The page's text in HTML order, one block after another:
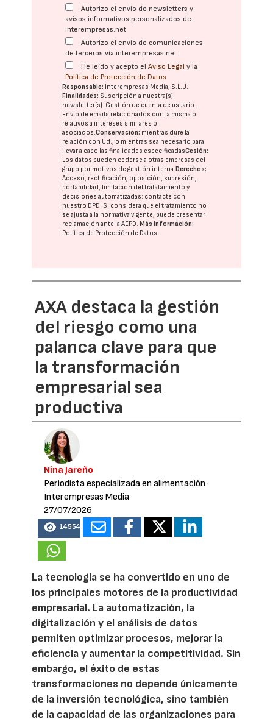
Autorizo el envío de newsletters y
avisos informativos personalizados de
interempresas.net
Autorizo el envío de comunicaciones
de terceros vía interempresas.net
He leído y acepto elAviso Legal y la
Política de Protección de Datos
Responsable: Interempresas Media, S.L.U.
Finalidades: Suscripción a nuestra(s)
newsletter(s). Gestión de cuenta de usuario.
Envío de emails relacionados con la misma o
relativos a intereses similares o
asociados.Conservación: mientras dure la
relación con Ud., o mientras sea necesario para
llevar a cabo las finalidades especificadasCesión:
Los datos pueden cederse a otras empresas del
grupo por motivos de gestión interna.Derechos:
Acceso, rectificación, oposición, supresión,
portabilidad, limitación del tratatamiento y
decisiones automatizadas: contacte con
nuestro DPD. Si considera que el tratamiento no
se ajusta a la normativa vigente, puede presentar
reclamación ante laAEPD.Más información:
Política de Protección de Datos
AXA destaca la gestión
del riesgo como una
palanca clave para que
la transformación
empresarial sea
productiva
Nina Jareño
Periodista especializada en alimentación ·
Interempresas Media
27/07/2026
14554
La tecnología se ha convertido en uno de
los principales motores de la productividad
empresarial. La automatización, la
digitalización y el análisis de datos
permiten optimizar procesos, mejorar la
eficiencia y aumentar la competitividad. Sin
embargo, el éxito de estas
transformaciones no depende únicamente
de la inversión tecnológica, sino también
de la capacidad de las organizaciones para